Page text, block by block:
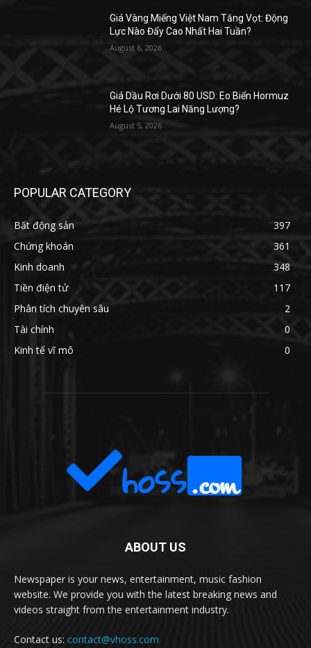
Giá Vàng Miếng Việt Nam Tăng Vọt: Động
Lực Nào Đẩy Cao Nhất Hai Tuần?
August 6, 2026
Giá Dầu Rơi Dưới 80 USD: Eo Biển Hormuz
Hé Lộ Tương Lai Năng Lượng?
August 5, 2026
POPULAR CATEGORY
Bất động sản
397
Chứng khoán
361
Kinh doanh
348
Tiền điện tử
117
Phân tích chuyên sâu
2
Tài chính
0
Kinh tế vĩ mô
0
ABOUT US
Newspaper is your news, entertainment, music fashion
website. We provide you with the latest breaking news and
videos straight from the entertainment industry.
Contact us: contact@vhoss.com